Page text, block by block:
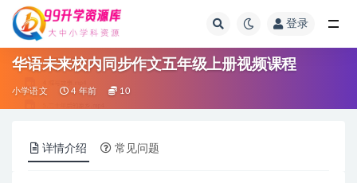
登录
华语未来校内同步作文五年级上册视频课程
小学语文 4 年前 10
详情介绍 常见问题